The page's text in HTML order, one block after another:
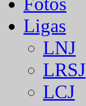
Ligas
LNJ
LRSJ
LCJ